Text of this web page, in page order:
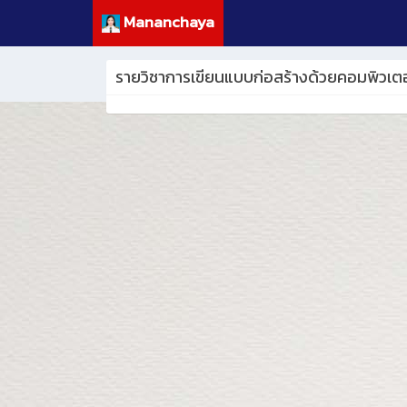
Mananchaya
รายวิชาการเขียนแบบก่อสร้างด้วยคอมพิวเ